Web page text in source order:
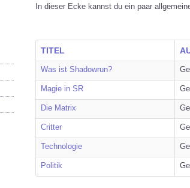
In dieser Ecke kannst du ein paar
TITEL
Was ist Shadowrun?
Magie in SR
Die Matrix
Critter
Technologie
Politik